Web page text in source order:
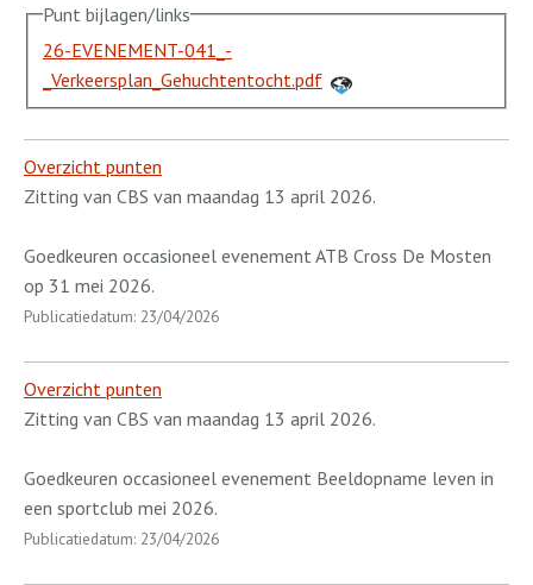
Punt bijlagen/links
26-EVENEMENT-041_-
_Verkeersplan_Gehuchtentocht.pdf
Overzicht punten
Zitting van CBS van maandag 13 april 2026.
Goedkeuren occasioneel evenement ATB Cross De Mosten
op 31 mei 2026.
Publicatiedatum: 23/04/2026
Overzicht punten
Zitting van CBS van maandag 13 april 2026.
Goedkeuren occasioneel evenement Beeldopname leven in
een sportclub mei 2026.
Publicatiedatum: 23/04/2026